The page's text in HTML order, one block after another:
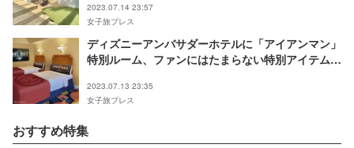
2023.07.14 23:57
女子旅プレス
ディズニーアンバサダーホテルに「アイアンマン」
特別ルーム、ファンにはたまらない特別アイテム満
2023.07.13 23:35
女子旅プレス
おすすめ特集